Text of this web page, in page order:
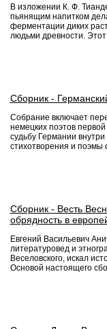
В изложении К. Ф.
пьянящим напитком
ферментации диких
людьми древности. Этот
Сборник -
Собрание включает
немецких поэтов
судьбу Германии
стихотворения и поэмы
Сборник - Весть
обрядность в
Евгений Васильевич
литературовед и
Веселовского, искал
Основой настоящего